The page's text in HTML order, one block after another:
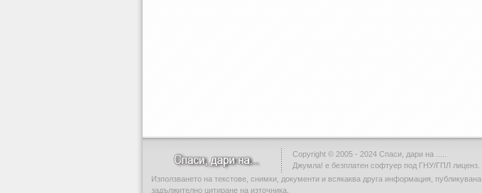
Copyright © 2005 - 2024 Спаси, дари на .....
Джумла! е безплатен софтуер под ГНУ/ГПЛ лиценз.
Използването на текстове, снимки, документи и всякаква друга информация,
задължително цитиране на източника.